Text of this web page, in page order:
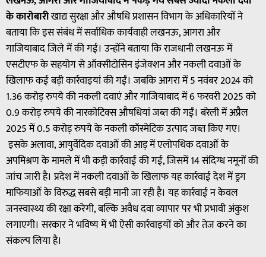
के कारोबारीखाद्य सुरक्षा और औषधि प्रशासन विभाग के अधिकारियों ने
बताया कि इस संबंध में सर्वाधिक कार्यवाही लखनऊ, आगरा और
गाजियाबाद जिले में की गई। उन्होंने बताया कि राजधानी लखनऊ में
एसटीएफ के सहयोग से ऑक्सीटोसिन इंजेक्शन और नकली दवाओं के
खिलाफ कई बड़ी कार्रवाइयां की गईं। जबकि आगरा में 5 नवंबर 2024 को
1.36 करोड़ रुपये की नकली दवाएं और गाजियाबाद में 6 फरवरी 2025 को
0.9 करोड़ रुपये की नारकोटिक्स औषधियां जब्त की गईं। बरेली में अप्रैल
2025 में 0.5 करोड़ रुपये के नकली कॉस्मेटिक उत्पाद जब्त किए गए।
इसके अलावा, आयुर्वेदिक दवाओं की आड़ में एलोपथिक दवाओं के
अपमिश्रण के मामले में भी कड़ी कार्रवाई की गई, जिसमें 14 संदिग्ध नमूनों की
जांच जारी है। प्रदेश में नकली दवाओं के खिलाफ यह कार्रवाई देश में ड्रग
माफियाओं के विरुद्ध सबसे बड़ी मानी जा रही है। यह कार्रवाई न केवल
जनस्वास्थ्य की रक्षा करेगी, बल्कि अवैध दवा व्यापार पर भी प्रभावी अंकुश
लगाएगी। सरकार ने भविष्य में भी ऐसी कार्रवाइयों को और तेज करने का
संकल्प लिया है।